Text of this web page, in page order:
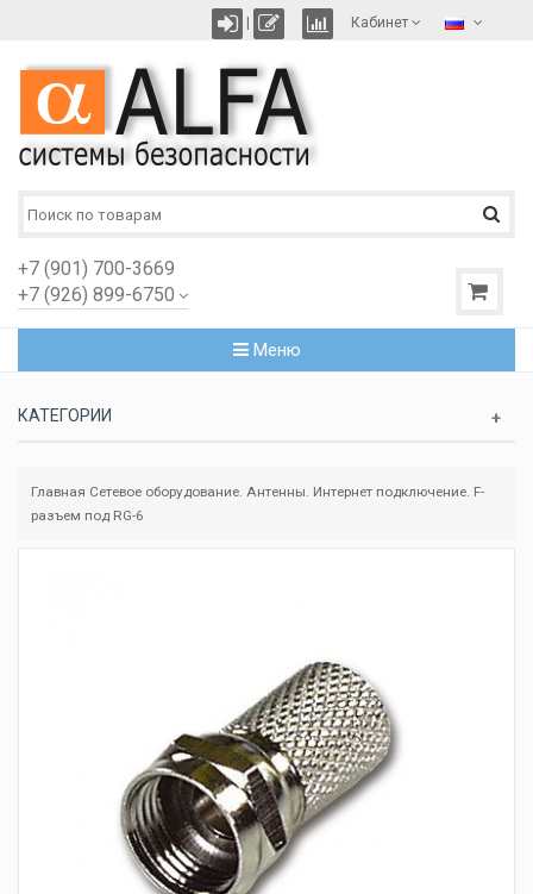
Кабинет
+7 (901) 700-3669
+7 (926) 899-6750
Меню
КАТЕГОРИИ
Главная Сетевое оборудование. Антенны. Интернет подключение. F-
разъем под RG-6